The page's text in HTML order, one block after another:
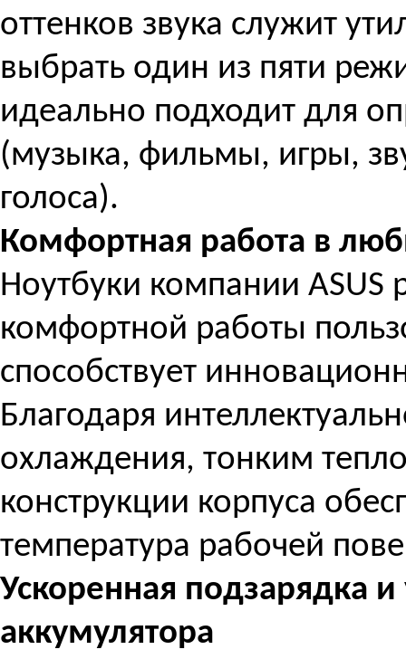
оттенков звука служит
выбрать один из пяти
идеально подходит для
(музыка, фильмы, игры,
голоса).
Комфортная работа в
Ноутбуки компании
комфортной работы
способствует
Благодаря
охлаждения, тонким
конструкции корпуса
температура рабочей
Ускоренная подзарядка
аккумулятора